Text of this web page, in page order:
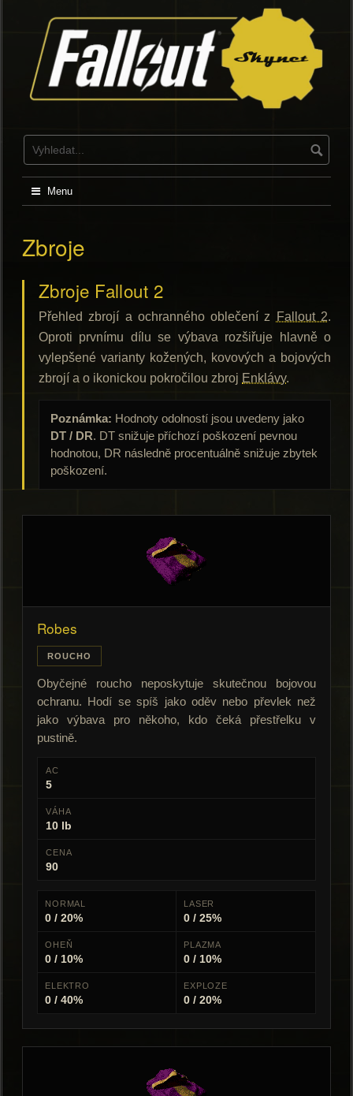
Menu
Zbroje
Zbroje Fallout 2
Přehled zbrojí a ochranného oblečení z Fallout 2.
Oproti prvnímu dílu se výbava rozšiřuje hlavně o
vylepšené varianty kožených, kovových a bojových
zbrojí a o ikonickou pokročilou zbroj Enklávy.
Poznámka: Hodnoty odolností jsou uvedeny jako
DT / DR. DT snižuje příchozí poškození pevnou
hodnotou, DR následně procentuálně snižuje zbytek
poškození.
Robes
ROUCHO
Obyčejné roucho neposkytuje skutečnou bojovou
ochranu. Hodí se spíš jako oděv nebo převlek než
jako výbava pro někoho, kdo čeká přestřelku v
pustině.
AC
5
VÁHA
10 lb
CENA
90
NORMAL
0 / 20%
LASER
0 / 25%
OHEŇ
0 / 10%
PLAZMA
0 / 10%
ELEKTRO
0 / 40%
EXPLOZE
0 / 20%